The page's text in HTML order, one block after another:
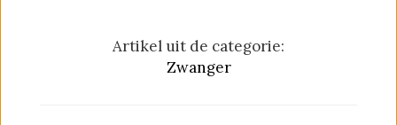
Artikel uit de categorie:
Zwanger